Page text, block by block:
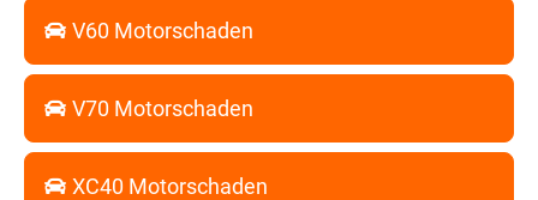
V60 Motorschaden
V70 Motorschaden
XC40 Motorschaden